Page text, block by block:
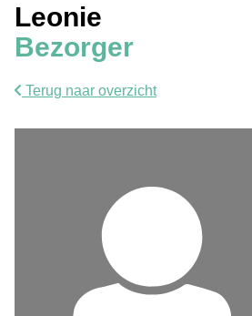
Leonie
Bezorger
Terug naar overzicht